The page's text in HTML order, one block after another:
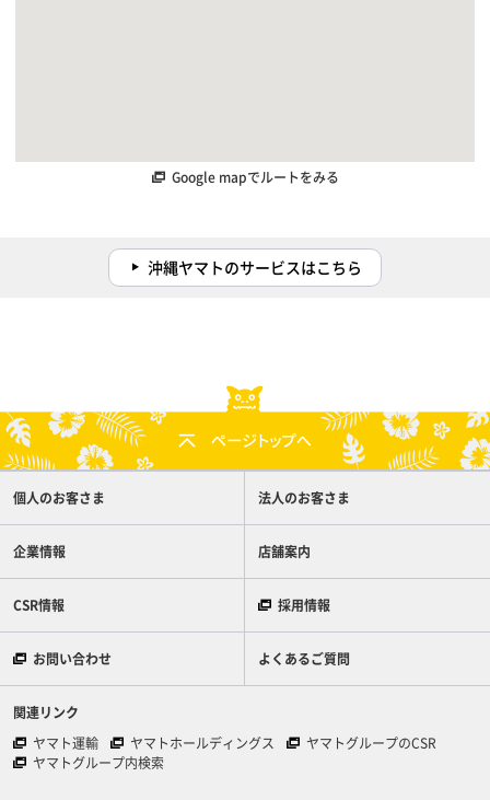
Google mapでルートをみる
沖縄ヤマトのサービスはこちら
個人のお客さま 法人のお客さま
企業情報 店舗案内
CSR情報 採用情報
お問い合わせ よくあるご質問
関連リンク
ヤマト運輸
ヤマトホールディングス
ヤマトグループのCSR
ヤマトグループ内検索